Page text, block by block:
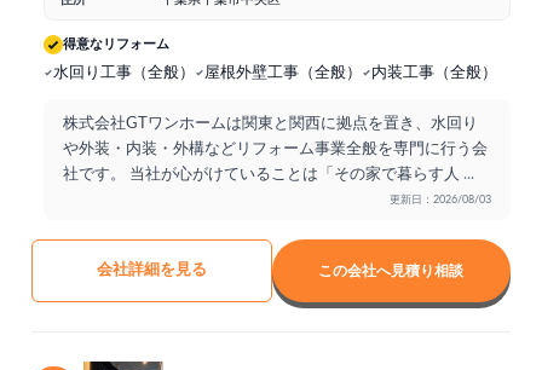
得意なリフォーム
水回り工事（全般） 屋根外壁工事（全般） 内装工事（全般）
株式会社GTワンホームは関東と関西に拠点を置き、水回り
や外装・内装・外構などリフォーム事業全般を専門に行う会
社です。 当社が心がけていることは「その家で暮らす人 ...
更新日：2026/08/03
会社詳細を見る この会社へ見積り相談